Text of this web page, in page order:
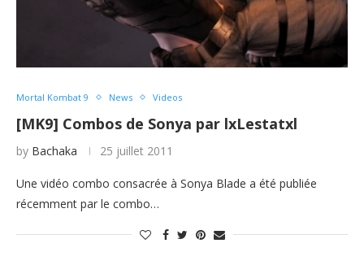
Mortal Kombat 9 News Videos
[MK9] Combos de Sonya par lxLestatxl
by Bachaka 25 juillet 2011
Une vidéo combo consacrée à Sonya Blade a été publiée
récemment par le combo…